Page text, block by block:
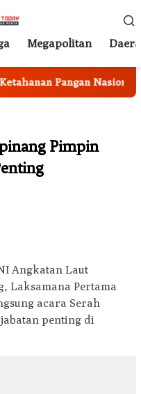
Megapolitan
Pangan Nasional,
Pimpin
Angkatan Laut
Laksamana Pertama
acara Serah
penting di